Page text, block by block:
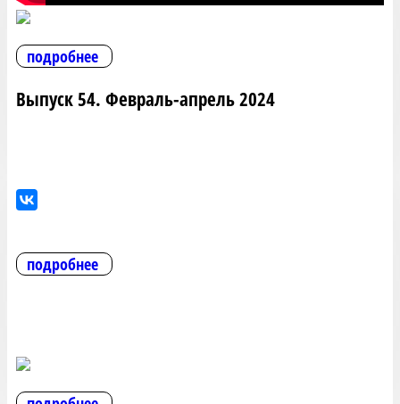
подробнее
Выпуск 54. Февраль-апрель 2024
подробнее